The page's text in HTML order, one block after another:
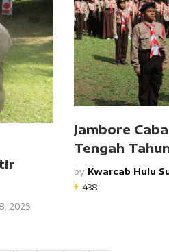
2025
Jambore
Tengah
by Kwarcab Hulu
438